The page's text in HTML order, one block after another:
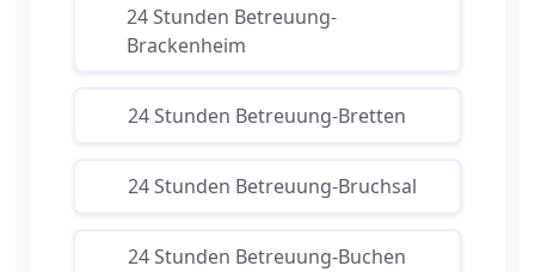
24 Stunden Betreuung-
Brackenheim
24 Stunden Betreuung-Bretten
24 Stunden Betreuung-Bruchsal
24 Stunden Betreuung-Buchen